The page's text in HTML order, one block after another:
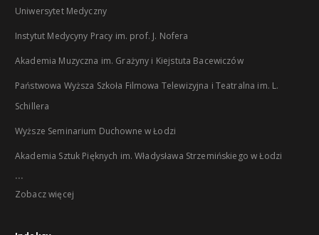
Uniwersytet Medyczny
Instytut Medycyny Pracy im. prof. J. Nofera
Akademia Muzyczna im. Grażyny i Kiejstuta Bacewiczów
Państwowa Wyższa Szkoła Filmowa Telewizyjna i Teatralna im. L.
Schillera
Wyższe Seminarium Duchowne w Łodzi
Akademia Sztuk Pięknych im. Władysława Strzemińskiego w Łodzi
...
Zobacz więcej